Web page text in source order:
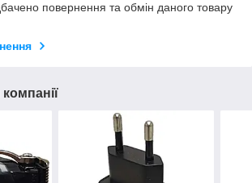
повернення та обмін даного товару